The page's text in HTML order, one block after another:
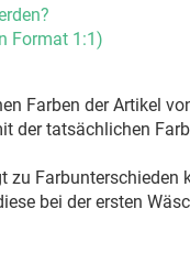
Format 1:1)
Farben der Artikel
der tatsächlichen
bei der ersten